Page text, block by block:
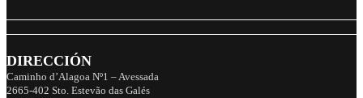
DIRECCIÓN
Caminho d’Alagoa Nº1 – Avessada
2665-402 Sto. Estevão das Galés